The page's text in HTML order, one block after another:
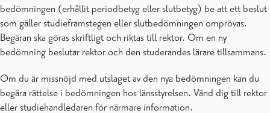
bedömningen (erhållit periodbetyg eller slutbetyg) be att ett beslut
som gäller studieframstegen eller slutbedömningen omprövas.
Begäran ska göras skriftligt och riktas till rektor. Om en ny
bedömning beslutar rektor och den studerandes lärare tillsammans.
Om du är missnöjd med utslaget av den nya bedömningen kan du
begära rättelse i bedömningen hos länsstyrelsen. Vänd dig till rektor
eller studiehandledaren för närmare information.